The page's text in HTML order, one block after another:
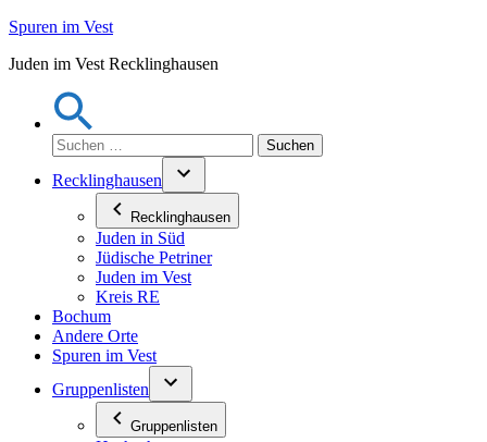
Zum
springen
Spuren im Vest
Juden im Vest Recklinghausen
Suchen
nach:
Recklinghausen
Recklinghausen
Juden in Süd
Jüdische Petriner
Juden im Vest
Kreis RE
Bochum
Andere Orte
Spuren im Vest
Gruppenlisten
Gruppenlisten